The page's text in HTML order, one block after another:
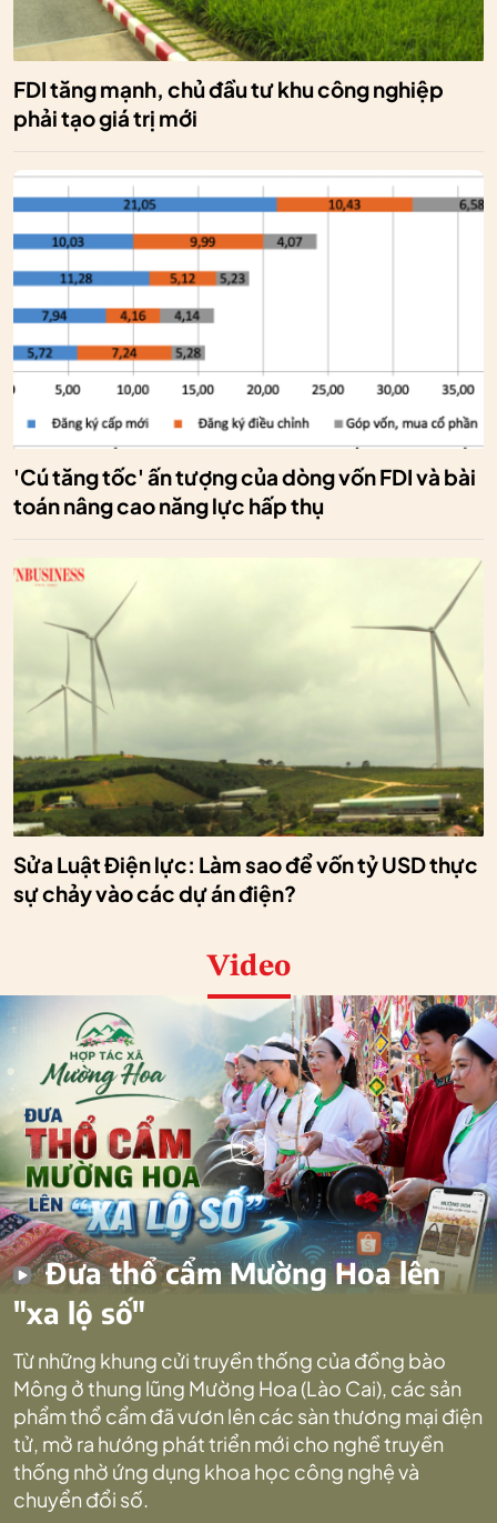
FDI tăng mạnh, chủ đầu tư khu công nghiệp
phải tạo giá trị mới
'Cú tăng tốc' ấn tượng của dòng vốn FDI và bài
toán nâng cao năng lực hấp thụ
Sửa Luật Điện lực: Làm sao để vốn tỷ USD thực
sự chảy vào các dự án điện?
Video
Đưa thổ cẩm Mường Hoa lên
"xa lộ số"
Từ những khung cửi truyền thống của đồng bào
Mông ở thung lũng Mường Hoa (Lào Cai), các sản
phẩm thổ cẩm đã vươn lên các sàn thương mại điện
tử, mở ra hướng phát triển mới cho nghề truyền
thống nhờ ứng dụng khoa học công nghệ và
chuyển đổi số.